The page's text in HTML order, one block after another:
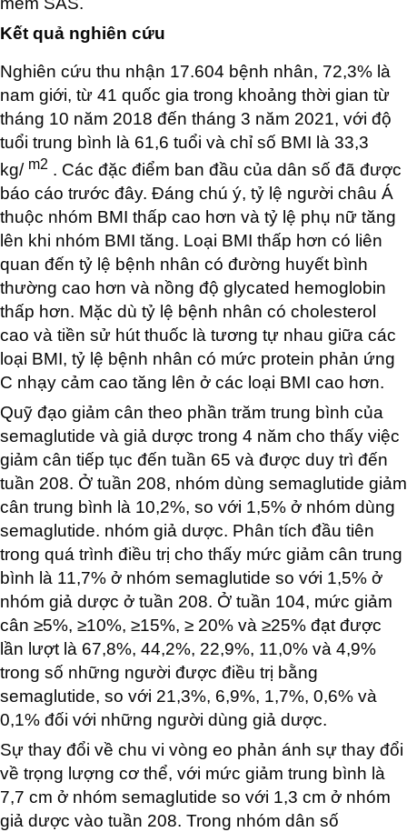
Kết quả nghiên cứu
Nghiên cứu thu nhận 17.604 bệnh nhân, 72,3% là
nam giới, từ 41 quốc gia trong khoảng thời gian từ
tháng 10 năm 2018 đến tháng 3 năm 2021, với độ
tuổi trung bình là 61,6 tuổi và chỉ số BMI là 33,3
kg/ m2 . Các đặc điểm ban đầu của dân số đã được
báo cáo trước đây. Đáng chú ý, tỷ lệ người châu Á
thuộc nhóm BMI thấp cao hơn và tỷ lệ phụ nữ tăng
lên khi nhóm BMI tăng. Loại BMI thấp hơn có liên
quan đến tỷ lệ bệnh nhân có đường huyết bình
thường cao hơn và nồng độ glycated hemoglobin
thấp hơn. Mặc dù tỷ lệ bệnh nhân có cholesterol
cao và tiền sử hút thuốc là tương tự nhau giữa các
loại BMI, tỷ lệ bệnh nhân có mức protein phản ứng
C nhạy cảm cao tăng lên ở các loại BMI cao hơn.
Quỹ đạo giảm cân theo phần trăm trung bình của
semaglutide và giả dược trong 4 năm cho thấy việc
giảm cân tiếp tục đến tuần 65 và được duy trì đến
tuần 208. Ở tuần 208, nhóm dùng semaglutide giảm
cân trung bình là 10,2%, so với 1,5% ở nhóm dùng
semaglutide. nhóm giả dược. Phân tích đầu tiên
trong quá trình điều trị cho thấy mức giảm cân trung
bình là 11,7% ở nhóm semaglutide so với 1,5% ở
nhóm giả dược ở tuần 208. Ở tuần 104, mức giảm
cân ≥5%, ≥10%, ≥15%, ≥ 20% và ≥25% đạt được
lần lượt là 67,8%, 44,2%, 22,9%, 11,0% và 4,9%
trong số những người được điều trị bằng
semaglutide, so với 21,3%, 6,9%, 1,7%, 0,6% và
0,1% đối với những người dùng giả dược.
Sự thay đổi về chu vi vòng eo phản ánh sự thay đổi
về trọng lượng cơ thể, với mức giảm trung bình là
7,7 cm ở nhóm semaglutide so với 1,3 cm ở nhóm
giả dược vào tuần 208. Trong nhóm dân số